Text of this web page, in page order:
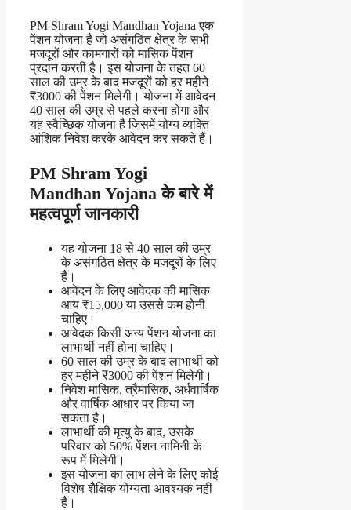
PM Shram Yogi Mandhan Yojana एक
पेंशन योजना है जो असंगठित क्षेत्र के सभी
मजदूरों और कामगारों को मासिक पेंशन
प्रदान करती है। इस योजना के तहत 60
साल की उम्र के बाद मजदूरों को हर महीने
₹3000 की पेंशन मिलेगी। योजना में आवेदन
40 साल की उम्र से पहले करना होगा और
यह स्वैच्छिक योजना है जिसमें योग्य व्यक्ति
आंशिक निवेश करके आवेदन कर सकते हैं।
PM Shram Yogi
Mandhan Yojana के बारे में
महत्वपूर्ण जानकारी
यह योजना 18 से 40 साल की उम्र
के असंगठित क्षेत्र के मजदूरों के लिए
है।
आवेदन के लिए आवेदक की मासिक
आय ₹15,000 या उससे कम होनी
चाहिए।
आवेदक किसी अन्य पेंशन योजना का
लाभार्थी नहीं होना चाहिए।
60 साल की उम्र के बाद लाभार्थी को
हर महीने ₹3000 की पेंशन मिलेगी।
निवेश मासिक, त्रैमासिक, अर्धवार्षिक
और वार्षिक आधार पर किया जा
सकता है।
लाभार्थी की मृत्यु के बाद, उसके
परिवार को 50% पेंशन नामिनी के
रूप में मिलेगी।
इस योजना का लाभ लेने के लिए कोई
विशेष शैक्षिक योग्यता आवश्यक नहीं
है।